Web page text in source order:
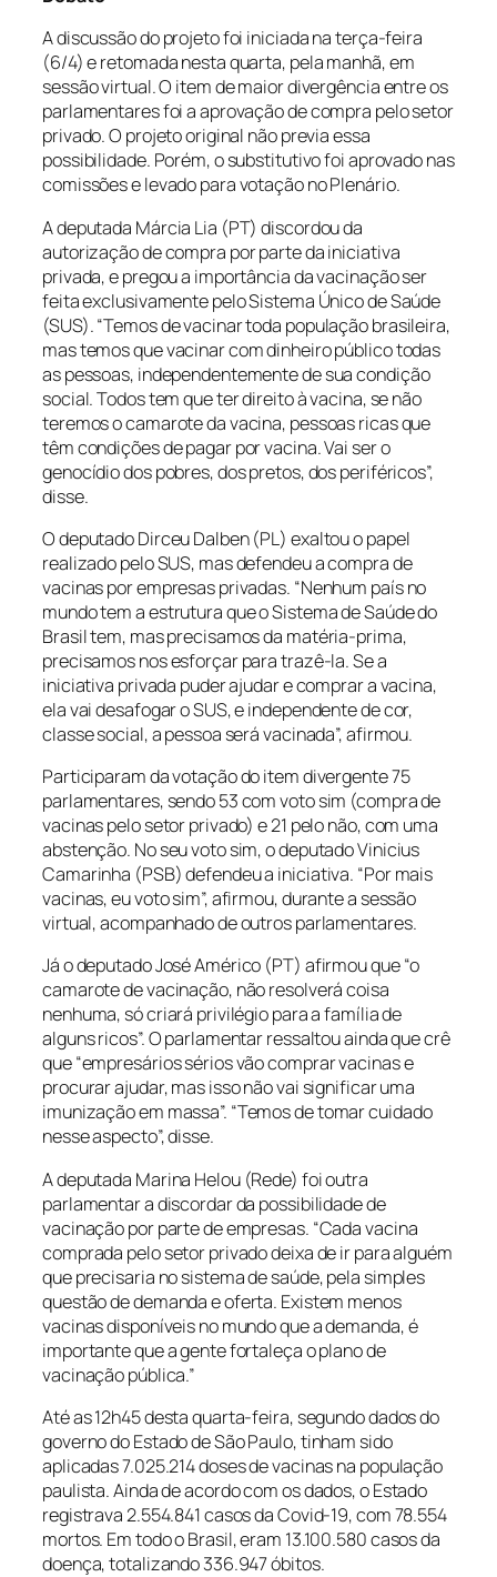
A discussão do projeto foi iniciada na terça-feira
(6/4) e retomada nesta quarta, pela manhã, em
sessão virtual. O item de maior divergência entre os
parlamentares foi a aprovação de compra pelo setor
privado. O projeto original não previa essa
possibilidade. Porém, o substitutivo foi aprovado nas
comissões e levado para votação no Plenário.
A deputada Márcia Lia (PT) discordou da
autorização de compra por parte da iniciativa
privada, e pregou a importância da vacinação ser
feita exclusivamente pelo Sistema Único de Saúde
(SUS). “Temos de vacinar toda população brasileira,
mas temos que vacinar com dinheiro público todas
as pessoas, independentemente de sua condição
social. Todos tem que ter direito à vacina, se não
teremos o camarote da vacina, pessoas ricas que
têm condições de pagar por vacina. Vai ser o
genocídio dos pobres, dos pretos, dos periféricos”,
disse.
O deputado Dirceu Dalben (PL) exaltou o papel
realizado pelo SUS, mas defendeu a compra de
vacinas por empresas privadas. “Nenhum país no
mundo tem a estrutura que o Sistema de Saúde do
Brasil tem, mas precisamos da matéria-prima,
precisamos nos esforçar para trazê-la. Se a
iniciativa privada puder ajudar e comprar a vacina,
ela vai desafogar o SUS, e independente de cor,
classe social, a pessoa será vacinada”, afirmou.
Participaram da votação do item divergente 75
parlamentares, sendo 53 com voto sim (compra de
vacinas pelo setor privado) e 21 pelo não, com uma
abstenção. No seu voto sim, o deputado Vinicius
Camarinha (PSB) defendeu a iniciativa. “Por mais
vacinas, eu voto sim”, afirmou, durante a sessão
virtual, acompanhado de outros parlamentares.
Já o deputado José Américo (PT) afirmou que “o
camarote de vacinação, não resolverá coisa
nenhuma, só criará privilégio para a família de
alguns ricos”. O parlamentar ressaltou ainda que crê
que “empresários sérios vão comprar vacinas e
procurar ajudar, mas isso não vai significar uma
imunização em massa”. “Temos de tomar cuidado
nesse aspecto”, disse.
A deputada Marina Helou (Rede) foi outra
parlamentar a discordar da possibilidade de
vacinação por parte de empresas. “Cada vacina
comprada pelo setor privado deixa de ir para alguém
que precisaria no sistema de saúde, pela simples
questão de demanda e oferta. Existem menos
vacinas disponíveis no mundo que a demanda, é
importante que a gente fortaleça o plano de
vacinação pública.”
Até as 12h45 desta quarta-feira, segundo dados do
governo do Estado de São Paulo, tinham sido
aplicadas 7.025.214 doses de vacinas na população
paulista. Ainda de acordo com os dados, o Estado
registrava 2.554.841 casos da Covid-19, com 78.554
mortos. Em todo o Brasil, eram 13.100.580 casos da
doença, totalizando 336.947 óbitos.